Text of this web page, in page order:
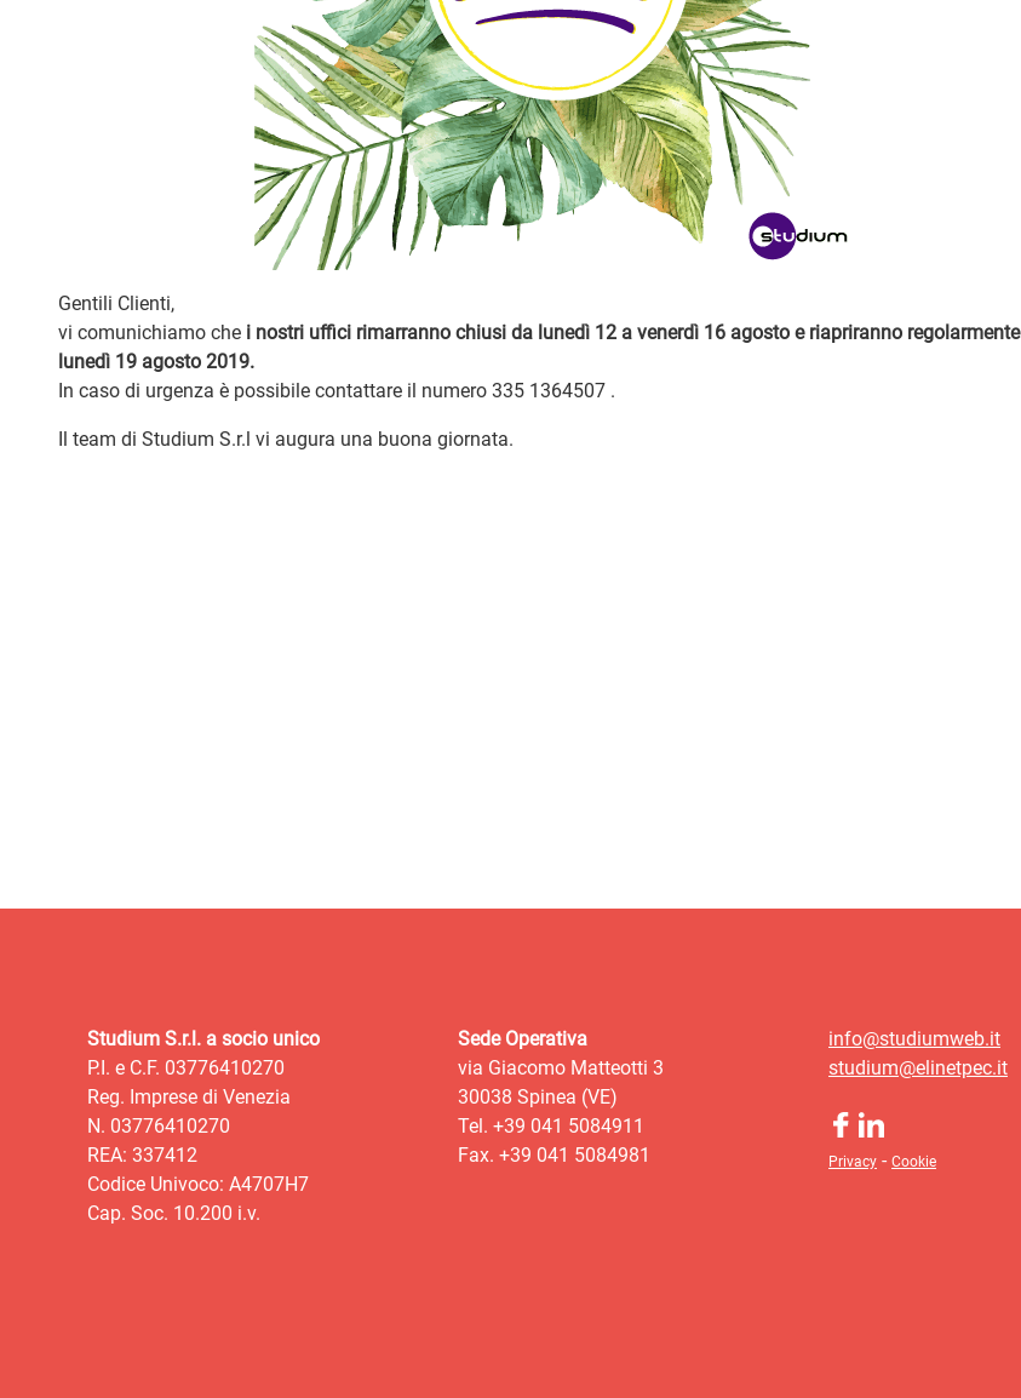
Gentili Clienti,
vi comunichiamo che i nostri uffici rimarranno chiusi da lunedì 12 a venerdì 16 agosto e riapriranno regolarmente
lunedì 19 agosto 2019.
In caso di urgenza è possibile contattare il numero 335 1364507 .
Il team di Studium S.r.l vi augura una buona giornata.
Studium S.r.l. a socio unico
P.I. e C.F. 03776410270
Reg. Imprese di Venezia
N. 03776410270
REA: 337412
Codice Univoco: A4707H7
Cap. Soc. 10.200 i.v.
Sede Operativa
via Giacomo Matteotti 3
30038 Spinea (VE)
Tel. +39 041 5084911
Fax. +39 041 5084981
info@studiumweb.it
studium@elinetpec.it
Privacy - Cookie